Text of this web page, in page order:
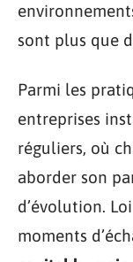
sont plus que
Parmi les
entreprises
réguliers, où
aborder son
d’évolution.
moments